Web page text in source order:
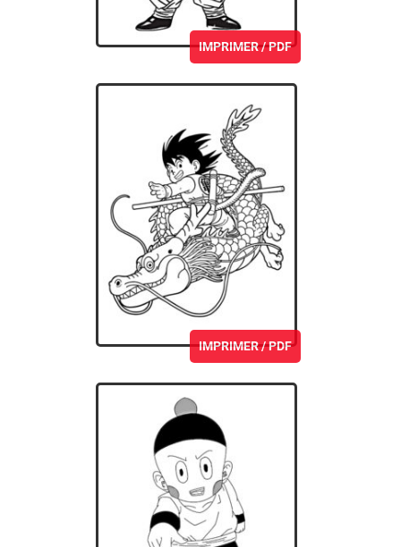
IMPRIMER / PDF
IMPRIMER / PDF